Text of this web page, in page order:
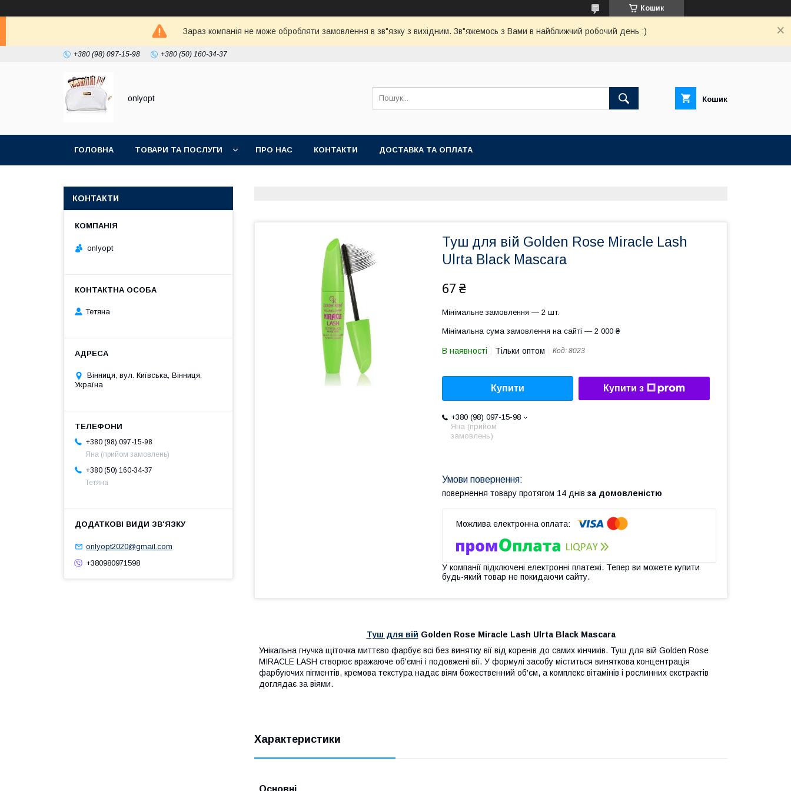
Кошик
Зараз компанія не може обробляти замовлення в зв"язку з вихідним. Зв"яжемось з Вами в найближчий робочий день :)
+380 (98) 097-15-98 +380 (50) 160-34-37
onlyopt Кошик
ГОЛОВНА ТОВАРИ ТА ПОСЛУГИ ПРО НАС КОНТАКТИ ДОСТАВКА ТА ОПЛАТА
Туш для вій Golden Rose Miracle Lash
Ulrta Black Mascara
67 ₴
Мінімальне замовлення — 2 шт.
Мінімальна сума замовлення на сайті — 2 000 ₴
В наявності Тільки оптом Код: 8023
Купити Купити з
+380 (98) 097-15-98
Яна (прийом
замовлень)
повернення товару протягом 14 днів за домовленістю
У компанії підключені електронні платежі. Тепер ви можете купити
будь-який товар не покидаючи сайту.
Туш для вій Golden Rose Miracle Lash Ulrta Black Mascara
Унікальна гнучка щіточка миттєво фарбує всі без винятку вії від коренів до самих кінчиків. Туш для вій Golden Rose
MIRACLE LASH створює вражаюче об'ємні і подовжені вії. У формулі засобу міститься виняткова концентрація
фарбуючих пігментів, кремова текстура надає віям божественний об'єм, а комплекс вітамінів і рослинних екстрактів
доглядає за віями.
Характеристики
Основні
КОНТАКТИ
onlyopt
Тетяна
Вінниця, вул. Київська, Вінниця,
Україна
+380 (98) 097-15-98
Яна (прийом замовлень)
+380 (50) 160-34-37
Тетяна
onlyopt2020@gmail.com
+380980971598